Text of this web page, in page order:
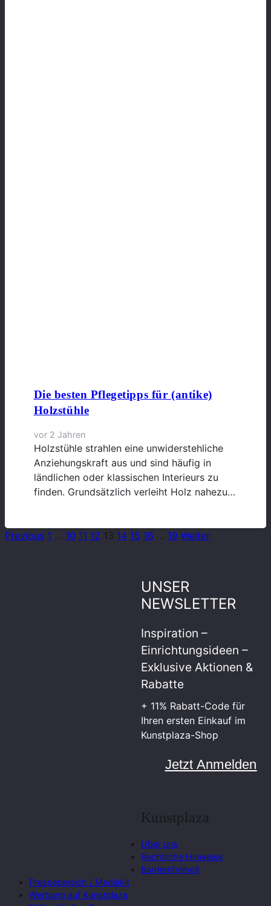
Die besten Pflegetipps für (antike)
Holzstühle
vor 2 Jahren
Holzstühle strahlen eine unwiderstehliche
Anziehungskraft aus und sind häufig in
ländlichen oder klassischen Interieurs zu
finden. Grundsätzlich verleiht Holz nahezu…
Previous 1 … 10 11 12 13 14 15 16 … 19 Weiter
UNSER
NEWSLETTER
Inspiration –
Einrichtungsideen –
Exklusive Aktionen &
Rabatte
+ 11% Rabatt-Code für
Ihren ersten Einkauf im
Kunstplaza-Shop
Jetzt Anmelden
Kunstplaza
Über uns
Rechtliche Hinweise
Barrierefreiheit
Pressebereich / Mediakit
Werbung auf Kunstplaza